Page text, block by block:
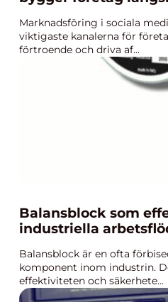
Marknadsföring i sociala
viktigaste kanalerna för
förtroende och driva af...
Balansblock som
industriella
Balansblock är en ofta
komponent inom industrin.
effektiviteten och säkerhete...